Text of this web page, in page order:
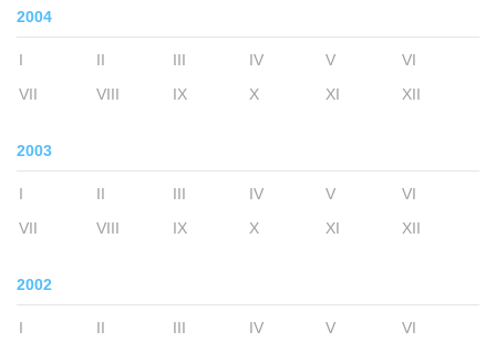
2004
I II III IV V
VI
VII
VIII IX X XI XII
2003
I II III IV V
VI
VII
VIII IX X XI XII
2002
I II III IV V VI